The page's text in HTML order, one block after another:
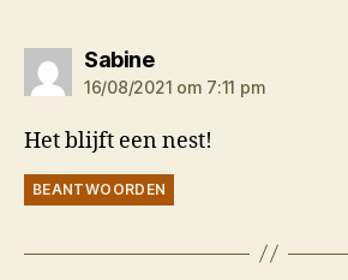
Sabinezegt:
16/08/2021 om 7:11 pm
Het blijft een nest!
BEANTWOORDEN